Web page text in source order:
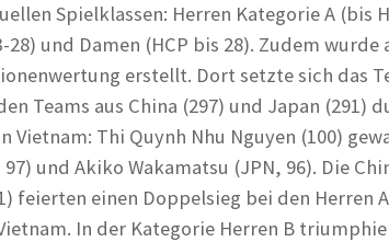
Spielklassen: Herren Kategorie A (bis
28) und Damen (HCP bis 28). Zudem wurde
erstellt. Dort setzte sich das
Teams aus China (297) und Japan (291)
Vietnam: Thi Quynh Nhu Nguyen (100)
und Akiko Wakamatsu (JPN, 96). Die
feierten einen Doppelsieg bei den Herren
In der Kategorie Herren B